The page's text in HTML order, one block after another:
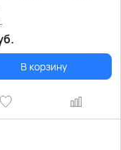
В корзину